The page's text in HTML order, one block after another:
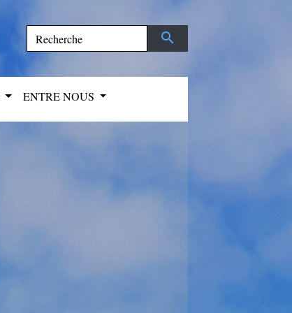
search
ENTRE NOUS